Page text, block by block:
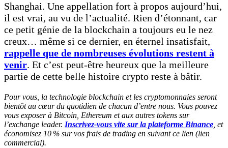
Shanghai. Une appellation fort à propos aujourd’hui,
il est vrai, au vu de l’actualité. Rien d’étonnant, car
ce petit génie de la blockchain a toujours eu le nez
creux… même si ce dernier, en éternel insatisfait,
rappelle que de nombreuses évolutions restent à
venir. Et c’est peut-être heureux que la meilleure
partie de cette belle histoire crypto reste à bâtir.
Pour vous, la technologie blockchain et les cryptomonnaies seront
bientôt au cœur du quotidien de chacun d’entre nous. Vous pouvez
vous exposer à Bitcoin, Ethereum et aux autres tokens sur
l’exchange leader. Inscrivez-vous vite sur la plateforme Binance , et
économisez 10 % sur vos frais de trading en suivant ce lien (lien
commercial).